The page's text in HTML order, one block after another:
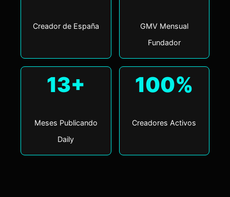
Creador de España
GMV Mensual
Fundador
13+
Meses Publicando
Daily
100%
Creadores Activos